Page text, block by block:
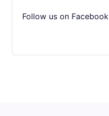
Follow us on Facebook